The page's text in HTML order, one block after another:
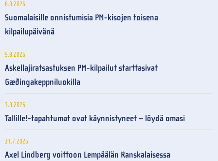
6.8.2026
Suomalaisille onnistumisia PM-kisojen toisena
kilpailupäivänä
5.8.2026
Askellajiratsastuksen PM-kilpailut starttasivat
Gæðingakeppniluokilla
3.8.2026
Tallille!-tapahtumat ovat käynnistyneet – löydä omasi
31.7.2026
Axel Lindberg voittoon Lempäälän Ranskalaisessa